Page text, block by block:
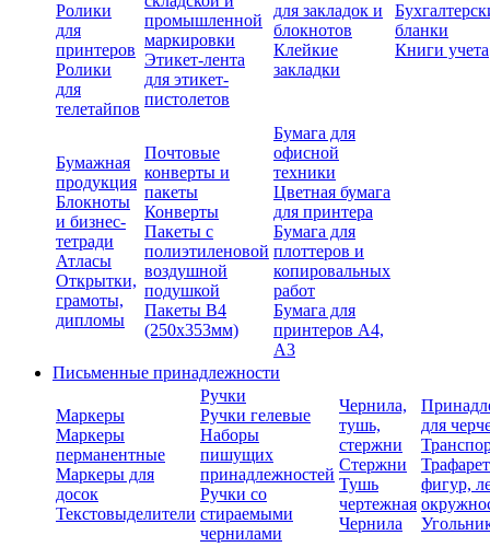
Ролики
для
принтеров
Ролики
для
телетайпов
промышленной
маркировки
Этикет-лента
для этикет-
пистолетов
для закладок и
блокнотов
Клейкие
закладки
бланки
Книги учета
Бумажная
продукция
Блокноты
и бизнес-
тетради
Атласы
Открытки,
грамоты,
дипломы
Почтовые
конверты и
пакеты
Конверты
Пакеты с
полиэтиленовой
воздушной
подушкой
Пакеты В4
(250х353мм)
Бумага для
офисной
техники
Цветная бумага
для принтера
Бумага для
плоттеров и
копировальных
работ
Бумага для
принтеров А4,
А3
Письменные принадлежности
Маркеры
Маркеры
перманентные
Маркеры для
досок
Текстовыделители
Ручки
Ручки гелевые
Наборы
пишущих
принадлежностей
Ручки со
стираемыми
чернилами
Чернила,
тушь,
стержни
Стержни
Тушь
чертежная
Чернила
для
фигур,